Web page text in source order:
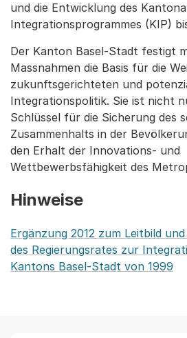
und die Entwicklung des
Integrationsprogrammes (KIP)
Der Kanton Basel-Stadt festigt
Massnahmen die Basis für die
zukunftsgerichteten und
Integrationspolitik. Sie ist nicht
Schlüssel für die Sicherung des
Zusammenhalts in der
den Erhalt der Innovations- und
Wettbewerbsfähigkeit des
Hinweise
Ergänzung 2012 zum Leitbild
des Regierungsrates zur
Kantons Basel-Stadt von 1999